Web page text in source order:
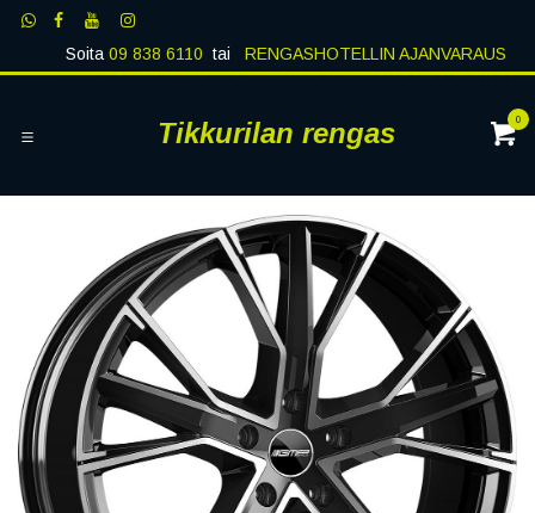
Siirry sisältöön
Soita09 838 6110 tai RENGASHOTELLIN AJANVARAUS
Tikkurilan rengas 0